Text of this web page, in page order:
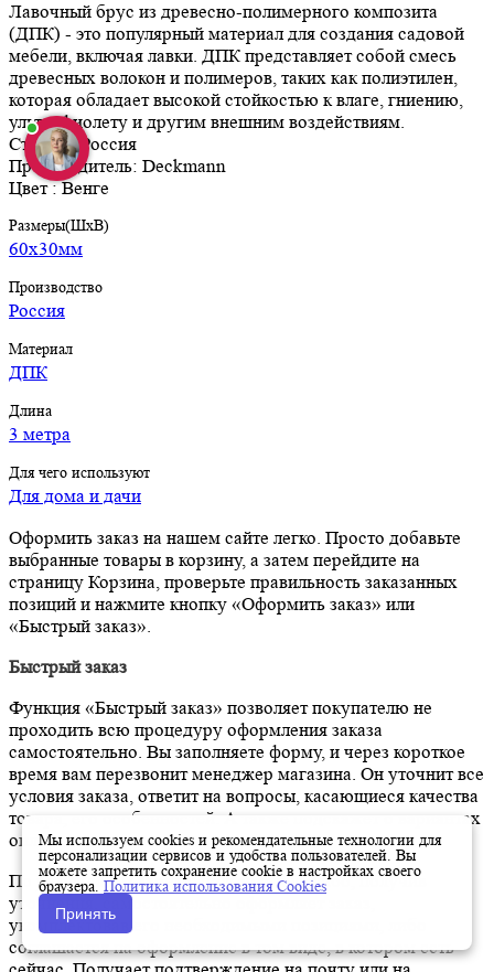
Лавочный брус из древесно-полимерного композита
(ДПК) - это популярный материал для создания садовой
мебели, включая лавки. ДПК представляет собой смесь
древесных волокон и полимеров, таких как полиэтилен,
которая обладает высокой стойкостью к влаге, гниению,
ультрафиолету и другим внешним воздействиям.
Страна : Россия
Производитель: Deckmann
Цвет : Венге
Размеры(ШхВ)
60х30мм
Производство
Россия
Материал
ДПК
Длина
3 метра
Для чего используют
Для дома и дачи
Оформить заказ на нашем сайте легко. Просто добавьте
выбранные товары в корзину, а затем перейдите на
страницу Корзина, проверьте правильность заказанных
позиций и нажмите кнопку «Оформить заказ» или
«Быстрый заказ».
Быстрый заказ
Функция «Быстрый заказ» позволяет покупателю не
проходить всю процедуру оформления заказа
самостоятельно. Вы заполняете форму, и через короткое
время вам перезвонит менеджер магазина. Он уточнит все
условия заказа, ответит на вопросы, касающиеся качества
товара, его особенностей. А также подскажет о вариантах
оплаты и доставки.
По результатам звонка, пользователь либо, получив
уточнения, самостоятельно оформляет заказ,
укомплектовав его необходимыми позициями, либо
соглашается на оформление в том виде, в котором есть
Мы используем cookies и рекомендательные технологии для
персонализации сервисов и удобства пользователей. Вы
можете запретить сохранение cookie в настройках своего
браузера. Политика использования Cookies
Принять